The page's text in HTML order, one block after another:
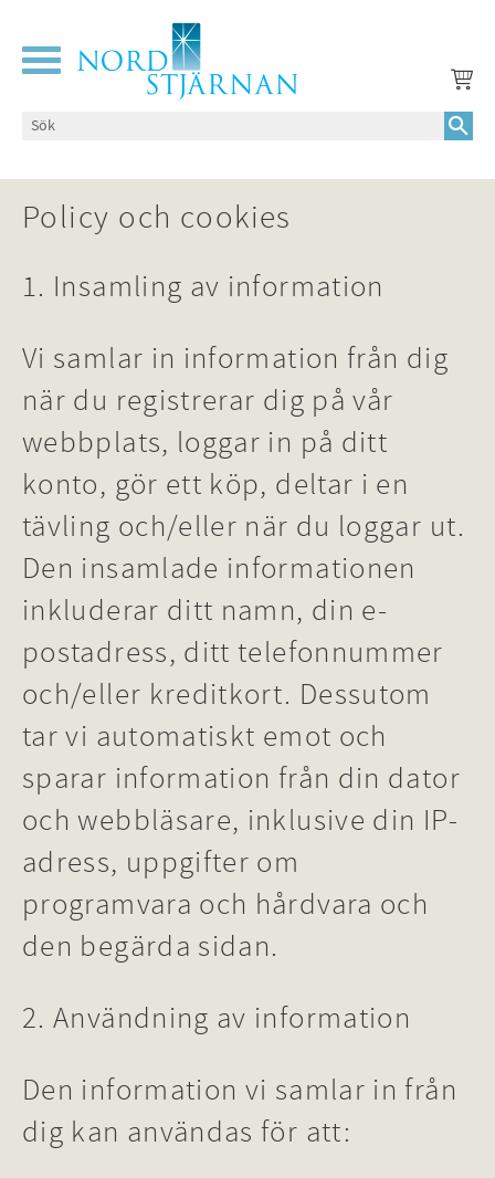
Meny
Policy och cookies
1. Insamling av information
Vi samlar in information från dig
när du registrerar dig på vår
webbplats, loggar in på ditt
konto, gör ett köp, deltar i en
tävling och/eller när du loggar ut.
Den insamlade informationen
inkluderar ditt namn, din e-
postadress, ditt telefonnummer
och/eller kreditkort. Dessutom
tar vi automatiskt emot och
sparar information från din dator
och webbläsare, inklusive din IP-
adress, uppgifter om
programvara och hårdvara och
den begärda sidan.
2. Användning av information
Den information vi samlar in från
dig kan användas för att: